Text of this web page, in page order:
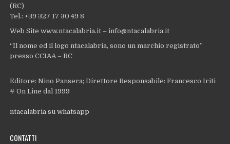
(RC)
Tel.: +39 327 17 30 49 8
Web Site www.ntacalabria.it – info@ntacalabria.it
“Il nome ed il logo ntacalabria, sono un marchio registrato”
presso CCIAA – RC
Editore: Nino Pansera; Direttore Responsabile: Francesco Iriti
# On Line dal 1999
ntacalabria su whatsapp
CONTATTI